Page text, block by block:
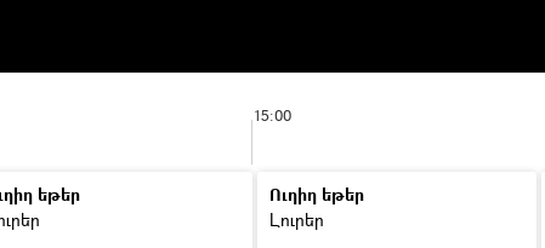
15:00
եթեր
Ուղիղ եթեր
Լուրեր